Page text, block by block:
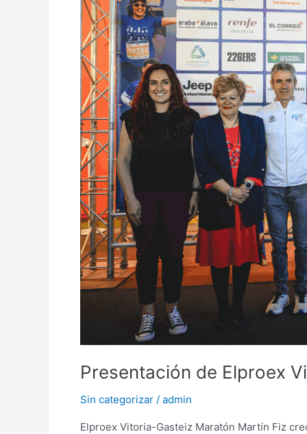
Presentación de Elproex
Sin categorizar / admin
Elproex Vitoria-Gasteiz Maratón Martín Fiz